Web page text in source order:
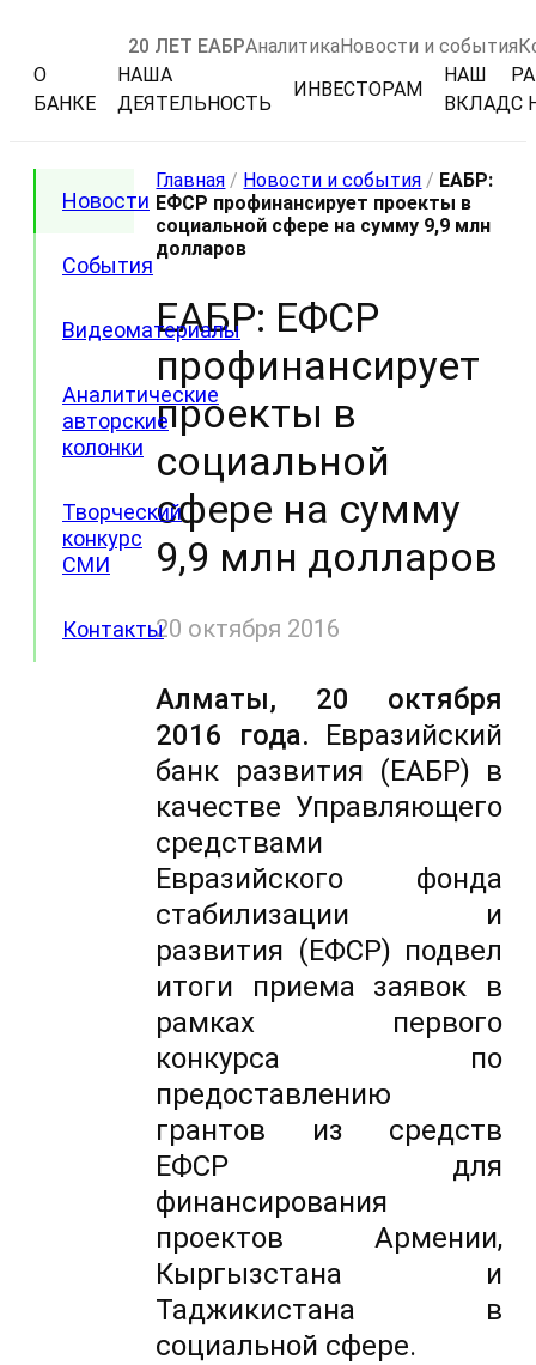
20 ЛЕТ ЕАБРАналитикаНовости и события
О
БАНКЕ
НАША
ДЕЯТЕЛЬНОСТЬ
ИНВЕСТОРАМ
НАШ
ВКЛАДС
Новости
События
Видеоматериалы
Аналитические
авторские
колонки
Творческий
конкурс
СМИ
Контакты
Главная / Новости и события / ЕАБР:
ЕФСР профинансирует проекты в
социальной сфере на сумму 9,9 млн
долларов
ЕАБР: ЕФСР
профинансирует
проекты в
социальной
сфере на сумму
9,9 млн долларов
20 октября 2016
Алматы, 20 октября
2016 года. Евразийский
банк развития (ЕАБР) в
качестве Управляющего
средствами
Евразийского фонда
стабилизации и
развития (ЕФСР) подвел
итоги приема заявок в
рамках первого
конкурса по
предоставлению
грантов из средств
ЕФСР для
финансирования
проектов Армении,
Кыргызстана и
Таджикистана в
социальной сфере.